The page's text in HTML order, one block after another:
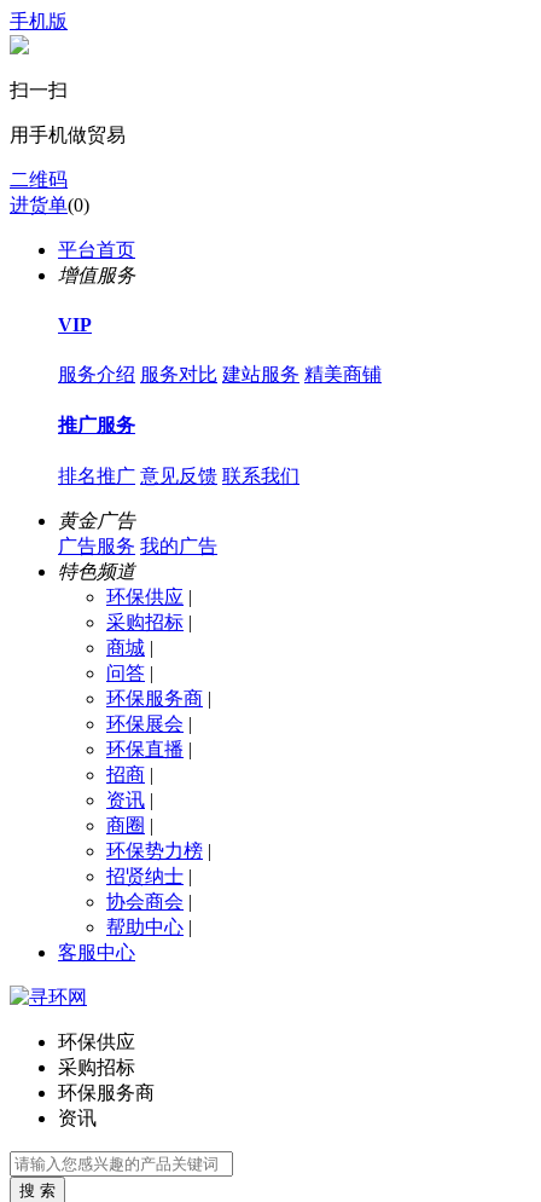
手机版
扫一扫
用手机做贸易
二维码
进货单(0)
平台首页
增值服务
VIP
服务介绍 服务对比 建站服务 精美商铺
推广服务
排名推广 意见反馈 联系我们
黄金广告
广告服务 我的广告
特色频道
环保供应 |
采购招标 |
商城 |
问答 |
环保服务商 |
环保展会 |
环保直播 |
招商 |
资讯 |
商圈 |
环保势力榜 |
招贤纳士 |
协会商会 |
帮助中心 |
客服中心
环保供应
采购招标
环保服务商
资讯
搜 索